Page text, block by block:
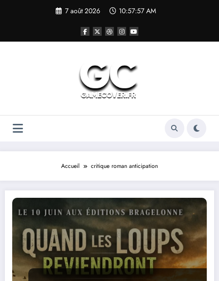
7 août 2026 10:57:58 AM
Accueil critique roman anticipation